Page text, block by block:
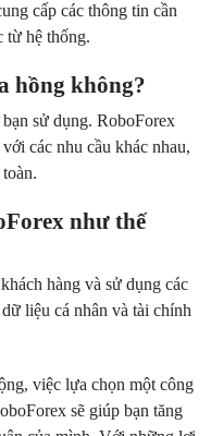
cấp các thông tin cần
từ hệ thống.
hồng không?
sử dụng. RoboForex
các nhu cầu khác nhau,
như thế
hàng và sử dụng các
liệu cá nhân và tài chính
việc lựa chọn một công
sẽ giúp bạn tăng